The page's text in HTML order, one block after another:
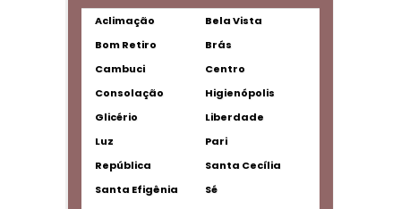
Aclimação
Bela Vista
Bom Retiro
Brás
Cambuci
Centro
Consolação
Higienópolis
Glicério
Liberdade
Luz
Pari
República
Santa Cecília
Santa Efigênia
Sé